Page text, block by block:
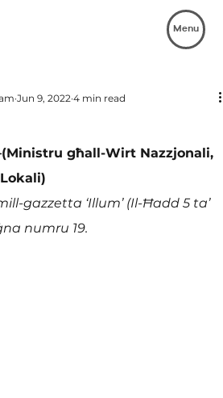
Menu
Jun 9, 2022 4 min read
għall-Wirt Nazzjonali,
gazzetta ‘Illum’ (Il-Ħadd 5 ta’
numru 19.